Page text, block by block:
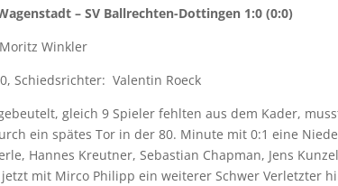
– SV Ballrechten-Dottingen 1:0 (0:0)
Winkler
Schiedsrichter: Valentin Roeck
gleich 9 Spieler fehlten aus dem Kader,
ein spätes Tor in der 80. Minute mit 0:1 eine
Hannes Kreutner, Sebastian Chapman, Jens
mit Mirco Philipp ein weiterer Schwer Verletzter